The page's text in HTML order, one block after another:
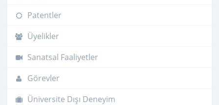
Patentler
Üyelikler
Sanatsal Faaliyetler
Görevler
Üniversite Dışı Deneyim